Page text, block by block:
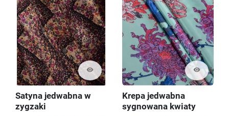
visibility
Satyna jedwabna w
zygzaki
visibility
Krepa jedwabna
sygnowana kwiaty